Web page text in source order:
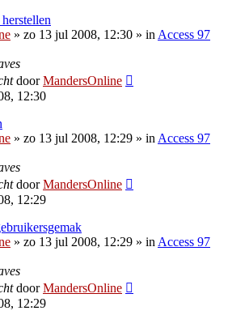
» zo 13 jul 2008, 12:30 » in Access 97
doorMandersOnline
12:30
» zo 13 jul 2008, 12:29 » in Access 97
doorMandersOnline
12:29
» zo 13 jul 2008, 12:29 » in Access 97
doorMandersOnline
12:29